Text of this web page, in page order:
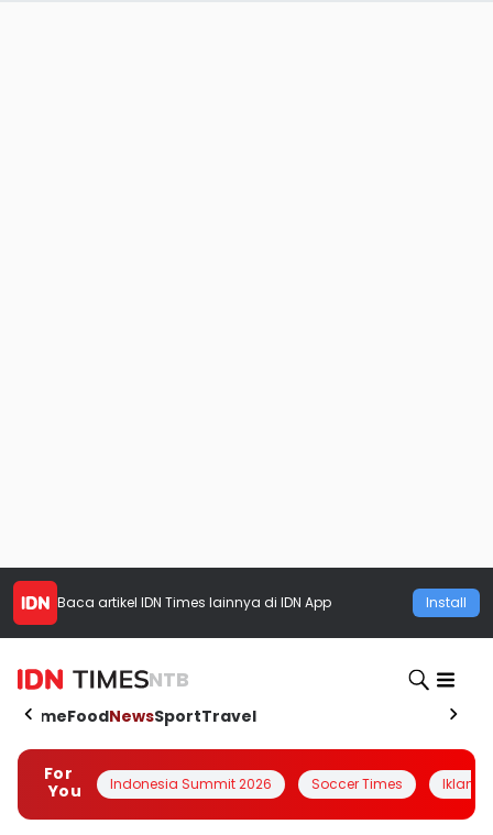
Baca artikel IDN Times lainnya di IDN App Install
NTB
HomeFoodNewsSportTravel
For
You
Indonesia Summit 2026 Soccer Times Iklanin